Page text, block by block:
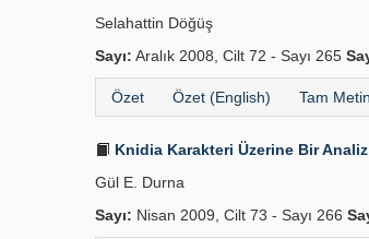
Selahattin Döğüş
Sayı: Aralık 2008, Cilt 72 - Sayı 265
Özet Özet (English) Tam Metin
Knidia Karakteri Üzerine Bir
Gül E. Durna
Sayı: Nisan 2009, Cilt 73 - Sayı 266